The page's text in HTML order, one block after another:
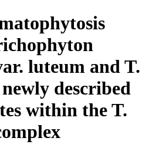
luteum and T.
described
within the T.